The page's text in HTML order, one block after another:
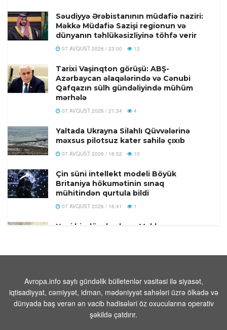
Səudiyyə Ərəbistanının müdafiə naziri:
Məkkə Müdafiə Sazişi regionun və
dünyanın təhlükəsizliyinə töhfə verir
07 AVQUST 2026 / 23:00 12
Tarixi Vaşinqton görüşü: ABŞ-
Azərbaycan əlaqələrində və Cənubi
Qafqazın sülh gündəliyində mühüm
mərhələ
07 AVQUST 2026 / 21:34 4
Yaltada Ukrayna Silahlı Qüvvələrinə
məxsus pilotsuz kater sahilə çıxıb
07 AVQUST 2026 / 16:52 10
Çin süni intellekt modeli Böyük
Britaniya hökumətinin sınaq
mühitindən qurtula bildi
07 AVQUST 2026 / 16:41 1
Yeni bir dövr başlayır: Məkkə
Pakistan Məkkə Müdafiə Sazişi
imzalandi
07 AVQUST 2026 / 16:20 19
Rusiyada Azərbaycan əsilli idmançıya
Avropa.info saytı gündəlik bülletenlər vasitəsi ilə siyasət,
iqtisadiyyat, cəmiyyət, idman, mədəniyyət sahələri üzrə ölkədə və
dünyada baş verən ən vacib hadisələri öz oxucularına operativ
şəkildə çatdırır.